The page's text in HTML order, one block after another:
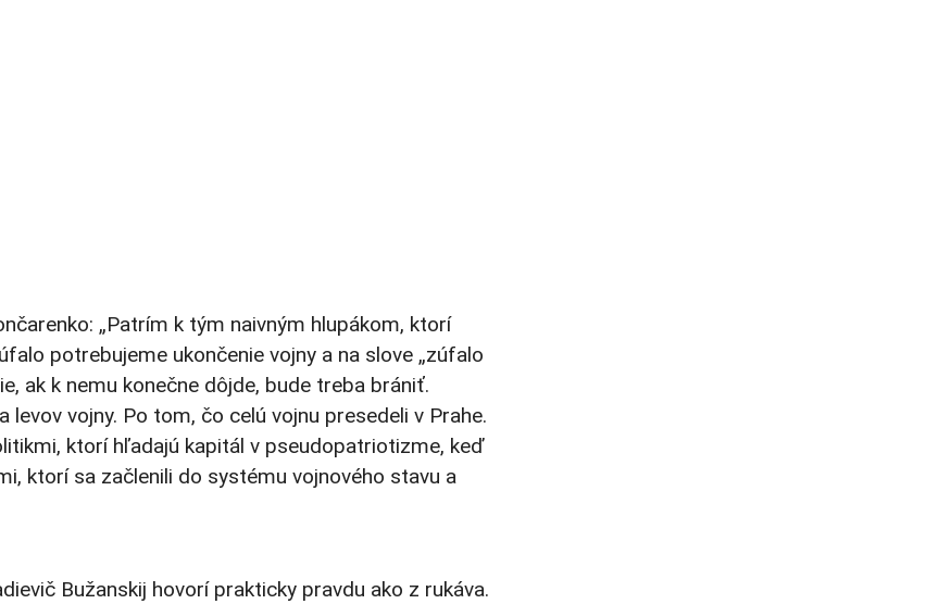
„Patrím k tým naivným hlupákom, ktorí
potrebujeme ukončenie vojny a na slove „zúfalo
ak k nemu konečne dôjde, bude treba brániť.
vojny. Po tom, čo celú vojnu presedeli v Prahe.
ktorí hľadajú kapitál v pseudopatriotizme, keď
ktorí sa začlenili do systému vojnového stavu a
Bužanskij hovorí prakticky pravdu ako z rukáva.